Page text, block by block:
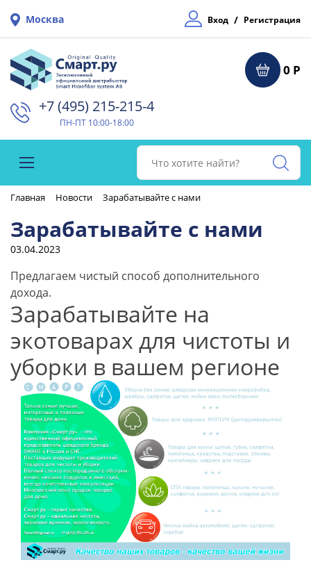
Москва Вход / Регистрация
0 Р
+7 (495) 215-215-4⁠
ПН-ПТ 10:00-18:00
Главная Новости Зарабатывайте с нами
Зарабатывайте с нами
03.04.2023
Предлагаем чистый способ дополнительного
дохода.
Зарабатывайте на
экотоварах для чистоты и
уборки в вашем регионе